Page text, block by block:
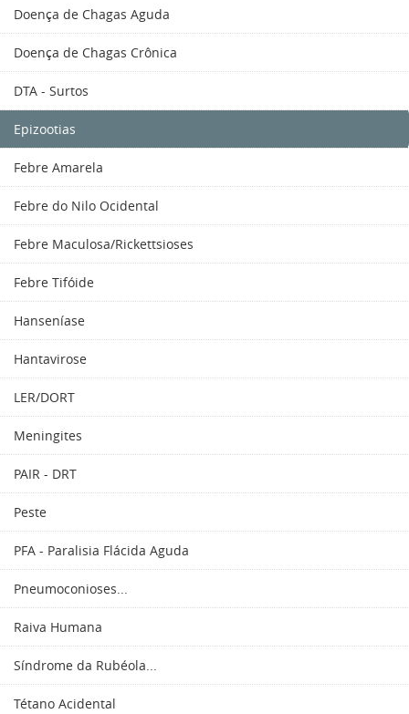
Doença de Chagas Aguda
Doença de Chagas Crônica
DTA - Surtos
Epizootias
Febre Amarela
Febre do Nilo Ocidental
Febre Maculosa/Rickettsioses
Febre Tifóide
Hanseníase
Hantavirose
LER/DORT
Meningites
PAIR - DRT
Peste
PFA - Paralisia Flácida Aguda
Pneumoconioses...
Raiva Humana
Síndrome da Rubéola...
Tétano Acidental